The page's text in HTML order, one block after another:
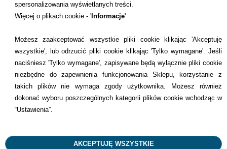
spersonalizowania wyświetlanych treści.
Więcej o plikach cookie - 'Informacje'
Możesz zaakceptować wszystkie pliki cookie klikając 'Akceptuję
wszystkie', lub odrzucić pliki cookie klikając 'Tylko wymagane'. Jeśli
naciśniesz 'Tylko wymagane', zapisywane będą wyłącznie pliki cookie
niezbędne do zapewnienia funkcjonowania Sklepu, korzystanie z
takich plików nie wymaga zgody użytkownika. Możesz również
dokonać wyboru poszczególnych kategorii plików cookie wchodząc w
“Ustawienia”.
AKCEPTUJĘ WSZYSTKIE
Informacje
Dostawcy
Kontakt
+48 22 113 4446